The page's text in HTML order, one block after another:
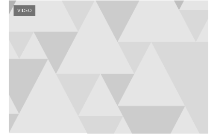
VIDEO